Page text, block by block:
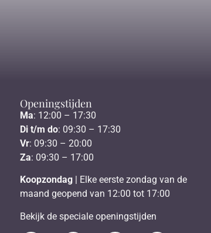
Openingstijden
Ma: 12:00 – 17:30
Di t/m do: 09:30 – 17:30
Vr: 09:30 – 20:00
Za: 09:30 – 17:00
Koopzondag | Elke eerste zondag van de
maand geopend van 12:00 tot 17:00
Bekijk de speciale openingstijden